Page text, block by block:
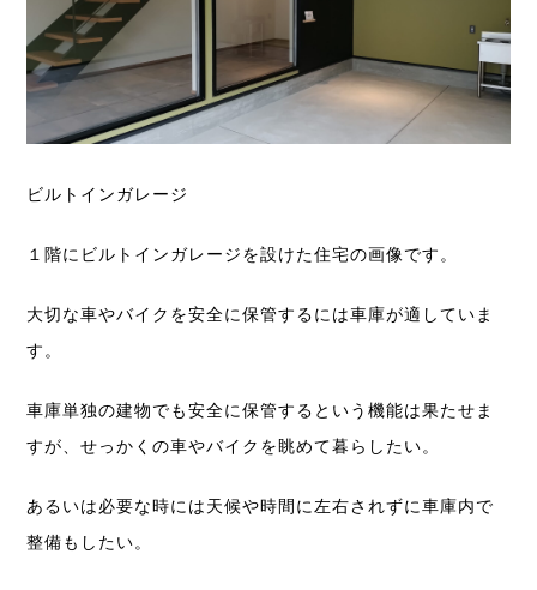
ビルトインガレージ
１階にビルトインガレージを設けた住宅の画像です。
大切な車やバイクを安全に保管するには車庫が適していま
す。
車庫単独の建物でも安全に保管するという機能は果たせま
すが、せっかくの車やバイクを眺めて暮らしたい。
あるいは必要な時には天候や時間に左右されずに車庫内で
整備もしたい。